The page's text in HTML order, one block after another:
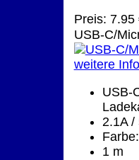
Preis: 7.95
USB-C/
weitere
2.1A /
1 m